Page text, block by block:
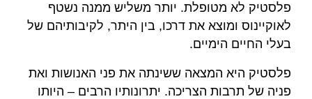
פלסטיק לא מטופלת. יותר משליש ממנה נשטף
לאוקיינוס ומוצא את דרכו, בין היתר, לקיבותיהם של
בעלי החיים הימיים.
פלסטיק היא המצאה ששינתה את פני האנושות ואת
פניה של תרבות הצריכה. יתרונותיו הרבים – היותו